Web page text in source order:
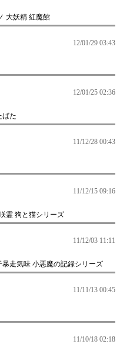
大妖精 紅魔館
12/01/29 03:43
12/01/25 02:36
ばた
11/12/28 00:43
11/12/15 09:16
霊 狗と猫シリーズ
11/12/03 11:11
走気味 小悪魔の記録シリーズ
11/11/13 00:45
11/10/18 02:18